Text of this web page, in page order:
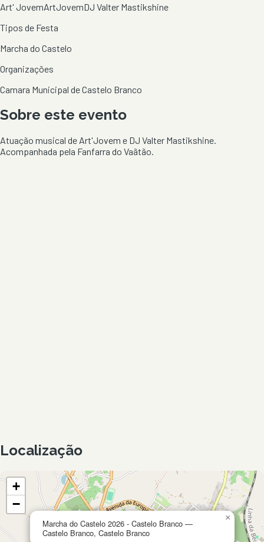
Art' JovemArtJovemDJ Valter Mastikshine
Tipos de Festa
Marcha do Castelo
Organizações
Camara Municipal de Castelo Branco
Sobre este evento
Atuação musical de Art'Jovem e DJ Valter Mastikshine.
Acompanhada pela Fanfarra do Vaãtão.
Localização
Marcha do Castelo 2026 - Castelo Branco —
Castelo Branco, Castelo Branco
×
+
−